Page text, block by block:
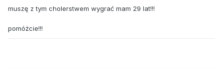
muszę z tym cholerstwem wygrać mam 29 lat!!!
pomóżcie!!!